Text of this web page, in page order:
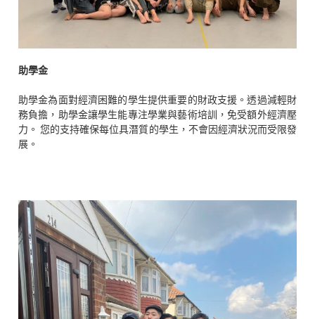
助學金
助學金為面對經濟困難的學生提供重要的財政支援。透過減輕財
務負擔，助學金讓學生能專注學業與藝術培訓，免受額外經濟壓
力。 您的支持確保每位具潛質的學生，不會因經濟狀況而受限發
展。